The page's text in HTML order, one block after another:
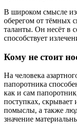
В широком смысле
оберегом от тёмных
таланты. Он несёт в
способствует
Кому не стоит
На человека
папоротника
как и сам
поступках,
помыслы, а также
значение